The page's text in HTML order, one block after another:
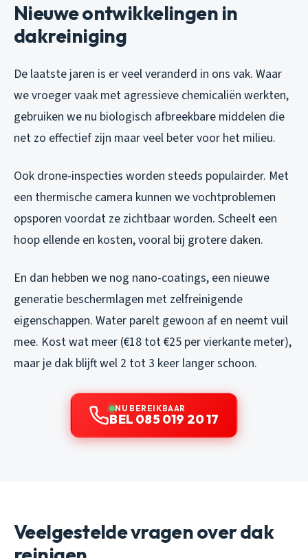
Nieuwe ontwikkelingen in
dakreiniging
De laatste jaren is er veel veranderd in ons vak. Waar
we vroeger vaak met agressieve chemicaliën werkten,
gebruiken we nu biologisch afbreekbare middelen die
net zo effectief zijn maar veel beter voor het milieu.
Ook drone-inspecties worden steeds populairder. Met
een thermische camera kunnen we vochtproblemen
opsporen voordat ze zichtbaar worden. Scheelt een
hoop ellende en kosten, vooral bij grotere daken.
En dan hebben we nog nano-coatings, een nieuwe
generatie beschermlagen met zelfreinigende
eigenschappen. Water parelt gewoon af en neemt vuil
mee. Kost wat meer (€18 tot €25 per vierkante meter),
maar je dak blijft wel 2 tot 3 keer langer schoon.
NU BEREIKBAAR
BEL 085 019 20 17
Veelgestelde vragen over dak